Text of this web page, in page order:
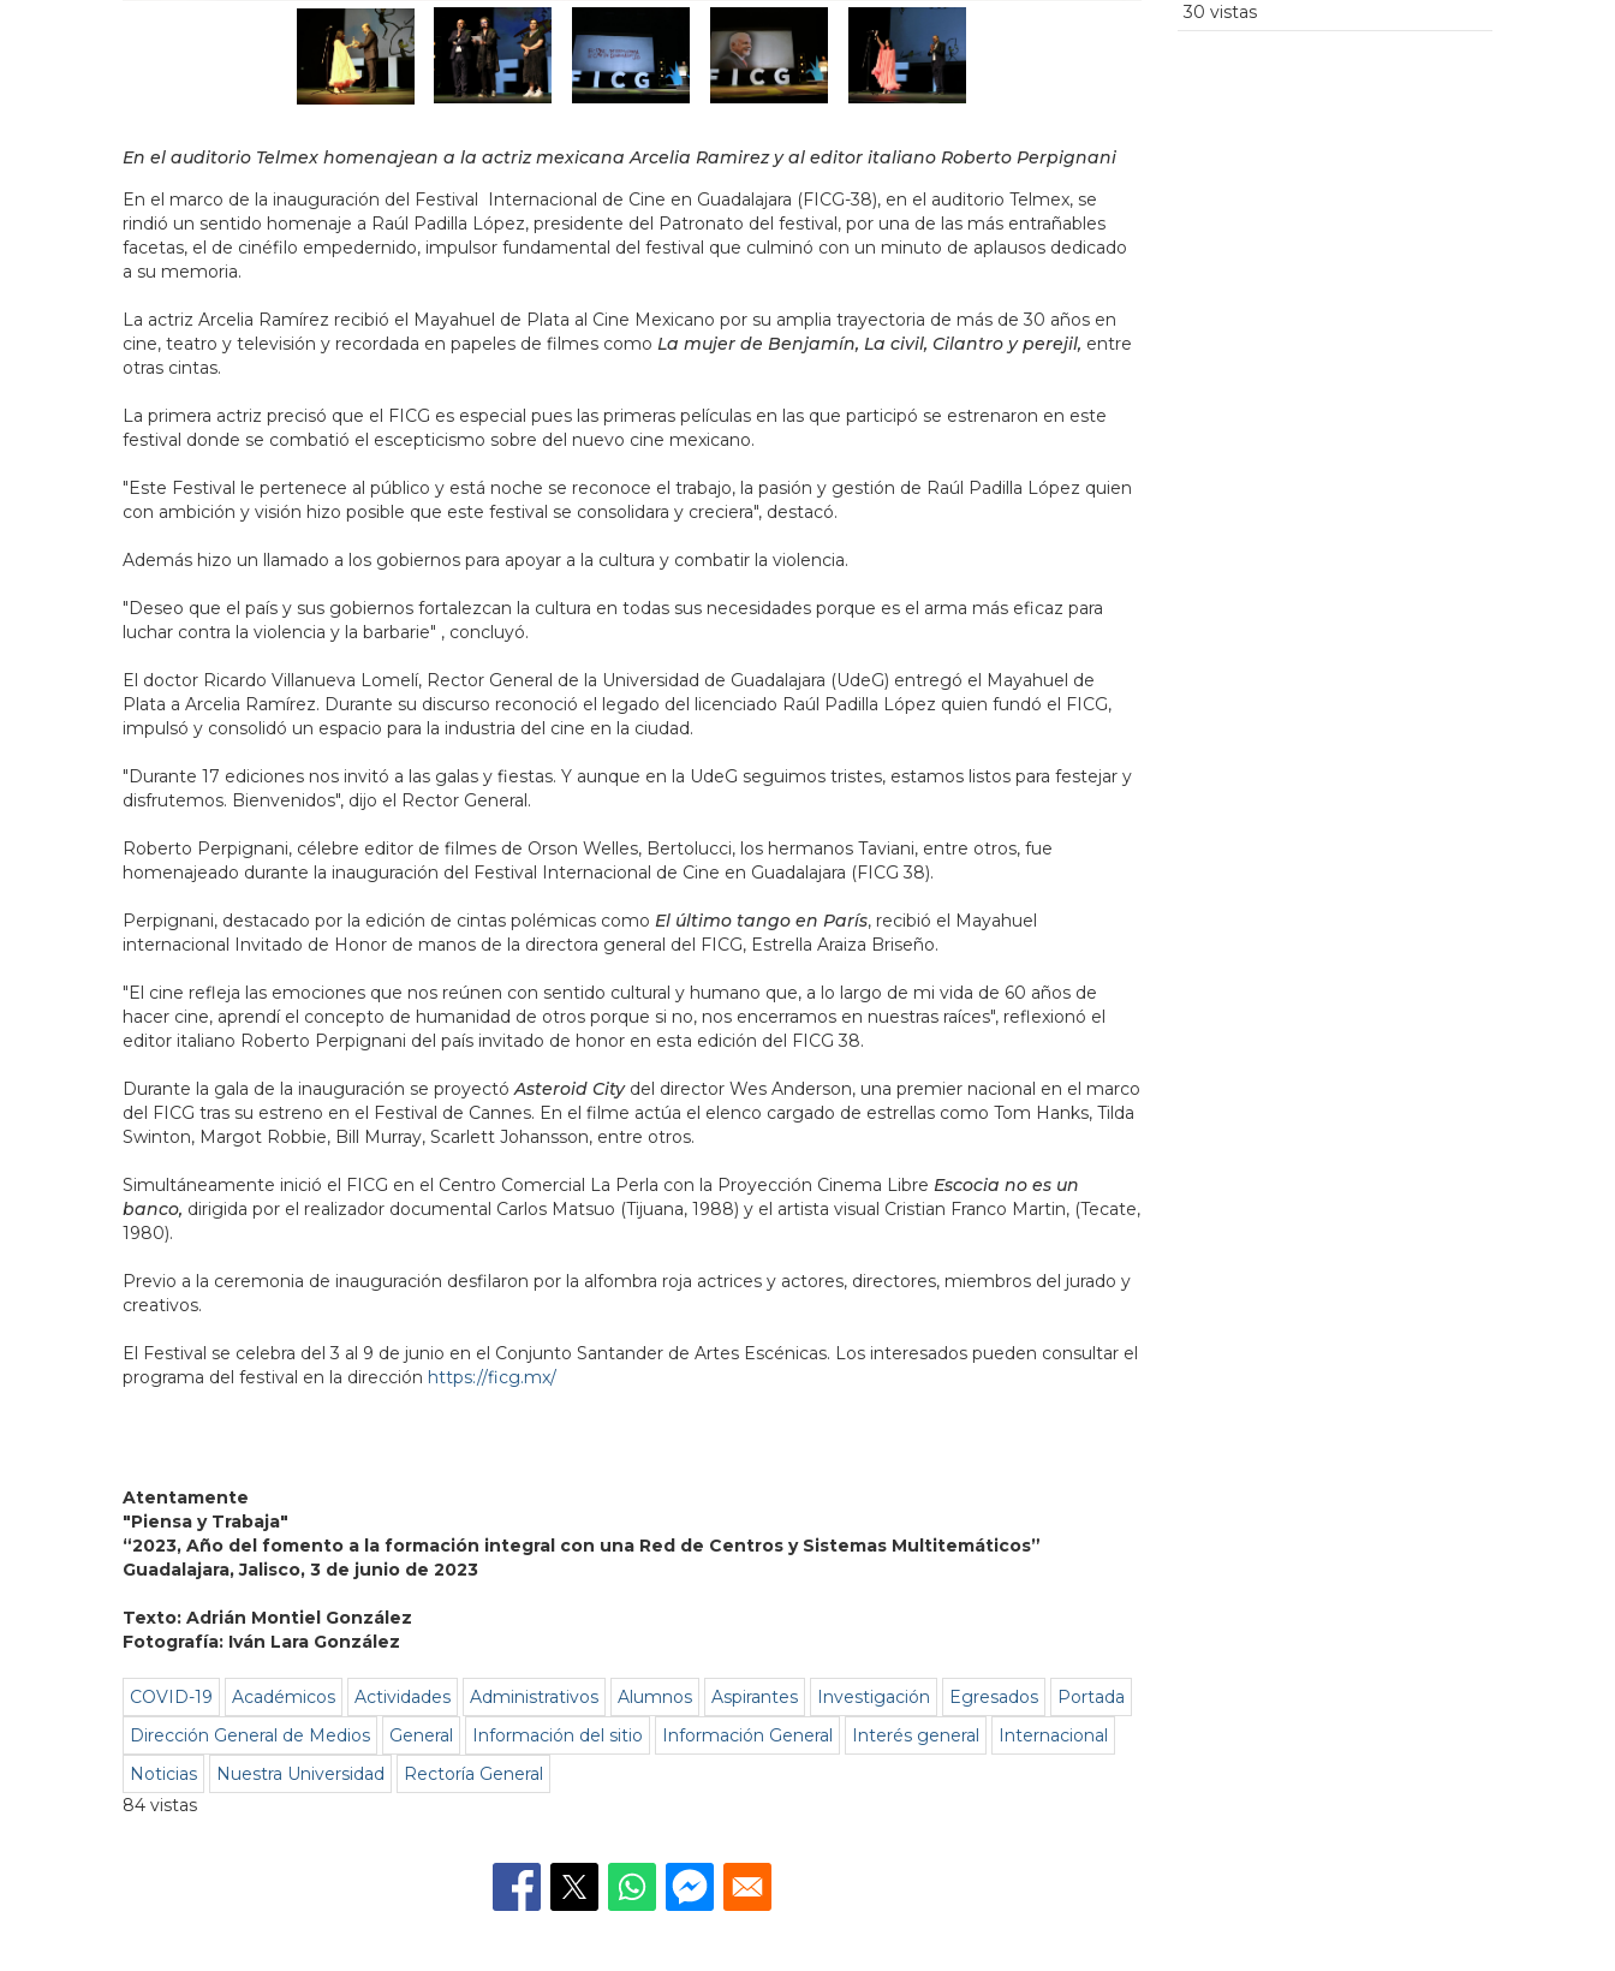
En el auditorio Telmex homenajean a la actriz mexicana Arcelia Ramirez y al editor italiano Roberto Perpignani
En el marco de la inauguración del Festival Internacional de Cine en Guadalajara (FICG-38), en el auditorio Telmex, se
rindió un sentido homenaje a Raúl Padilla López, presidente del Patronato del festival, por una de las más entrañables
facetas, el de cinéfilo empedernido, impulsor fundamental del festival que culminó con un minuto de aplausos dedicado
a su memoria.
La actriz Arcelia Ramírez recibió el Mayahuel de Plata al Cine Mexicano por su amplia trayectoria de más de 30 años en
cine, teatro y televisión y recordada en papeles de filmes como La mujer de Benjamín, La civil, Cilantro y perejil, entre
otras cintas.
La primera actriz precisó que el FICG es especial pues las primeras películas en las que participó se estrenaron en este
festival donde se combatió el escepticismo sobre del nuevo cine mexicano.
"Este Festival le pertenece al público y está noche se reconoce el trabajo, la pasión y gestión de Raúl Padilla López quien
con ambición y visión hizo posible que este festival se consolidara y creciera", destacó.
Además hizo un llamado a los gobiernos para apoyar a la cultura y combatir la violencia.
"Deseo que el país y sus gobiernos fortalezcan la cultura en todas sus necesidades porque es el arma más eficaz para
luchar contra la violencia y la barbarie" , concluyó.
El doctor Ricardo Villanueva Lomelí, Rector General de la Universidad de Guadalajara (UdeG) entregó el Mayahuel de
Plata a Arcelia Ramírez. Durante su discurso reconoció el legado del licenciado Raúl Padilla López quien fundó el FICG,
impulsó y consolidó un espacio para la industria del cine en la ciudad.
"Durante 17 ediciones nos invitó a las galas y fiestas. Y aunque en la UdeG seguimos tristes, estamos listos para festejar y
disfrutemos. Bienvenidos", dijo el Rector General.
Roberto Perpignani, célebre editor de filmes de Orson Welles, Bertolucci, los hermanos Taviani, entre otros, fue
homenajeado durante la inauguración del Festival Internacional de Cine en Guadalajara (FICG 38).
Perpignani, destacado por la edición de cintas polémicas como El último tango en París, recibió el Mayahuel
internacional Invitado de Honor de manos de la directora general del FICG, Estrella Araiza Briseño.
"El cine refleja las emociones que nos reúnen con sentido cultural y humano que, a lo largo de mi vida de 60 años de
hacer cine, aprendí el concepto de humanidad de otros porque si no, nos encerramos en nuestras raíces", reflexionó el
editor italiano Roberto Perpignani del país invitado de honor en esta edición del FICG 38.
Durante la gala de la inauguración se proyectóAsteroid City del director Wes Anderson, una premier nacional en el marco
del FICG tras su estreno en el Festival de Cannes. En el filme actúa el elenco cargado de estrellas como Tom Hanks, Tilda
Swinton, Margot Robbie, Bill Murray, Scarlett Johansson, entre otros.
Simultáneamente inició el FICG en el Centro Comercial La Perla con la Proyección Cinema Libre Escocia no es un
banco, dirigida por el realizador documental Carlos Matsuo (Tijuana, 1988) y el artista visual Cristian Franco Martin, (Tecate,
1980).
Previo a la ceremonia de inauguración desfilaron por la alfombra roja actrices y actores, directores, miembros del jurado y
creativos.
El Festival se celebra del 3 al 9 de junio en el Conjunto Santander de Artes Escénicas. Los interesados pueden consultar el
programa del festival en la dirección https://ficg.mx/
Atentamente
"Piensa y Trabaja"
“2023, Año del fomento a la formación integral con una Red de Centros y Sistemas Multitemáticos”
Guadalajara, Jalisco, 3 de junio de 2023
Texto: Adrián Montiel González
Fotografía: Iván Lara González
COVID-19 Académicos Actividades Administrativos Alumnos Aspirantes Investigación Egresados
Portada
Dirección General de Medios
General Información del sitio Información General Interés general
Internacional
Noticias
Nuestra Universidad
Rectoría General
84 vistas
30 vistas